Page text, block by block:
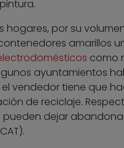
por su
amarillos
como
ayuntamientos
vendedor tiene que
de reciclaje.
dejar